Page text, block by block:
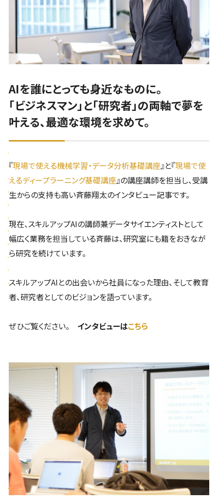
AIを誰にとっても身近なものに。
「ビジネスマン」と「研究者」の両軸で夢を
叶える、最適な環境を求めて。
『現場で使える機械学習・データ分析基礎講座』と『現場で使
えるディープラーニング基礎講座』の講座講師を担当し、受講
生からの支持も高い斉藤翔太のインタビュー記事です。
現在、スキルアップAIの講師兼データサイエンティストとして
幅広く業務を担当している斉藤は、研究室にも籍をおきなが
ら研究を続けています。
スキルアップAIとの出会いから社員になった理由、そして教育
者、研究者としてのビジョンを語っています。
ぜひご覧ください。 インタビューはこちら